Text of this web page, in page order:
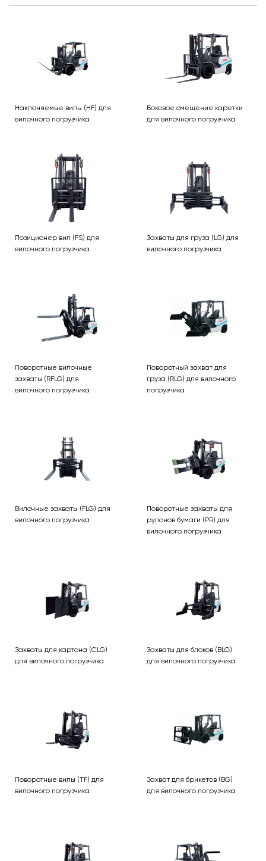
Наклоняемые вилы (HF) для
вилочного погрузчика
Боковое смещение каретки
для вилочного погрузчика
Позиционер вил (FS) для
вилочного погрузчика
Захваты для груза (LG) для
вилочного погрузчика
Поворотные вилочные
захваты (RFLG) для
вилочного погрузчика
Поворотный захват для
груза (RLG) для вилочного
погрузчика
Вилочные захваты (FLG) для
вилочного погрузчика
Поворотные захваты для
рулонов бумаги (PR) для
вилочного погрузчика
Захваты для картона (CLG)
для вилочного погрузчика
Захваты для блоков (BLG)
для вилочного погрузчика
Поворотные вилы (TF) для
вилочного погрузчика
Захват для брикетов (BG)
для вилочного погрузчика